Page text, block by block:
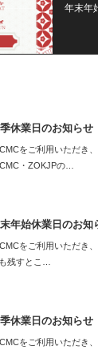
年末年
休業日のお知らせ
をご利用いただき
・ZOKJPの…
年始休業日のお知
をご利用いただき
残すとこ…
休業日のお知らせ
をご利用いただき